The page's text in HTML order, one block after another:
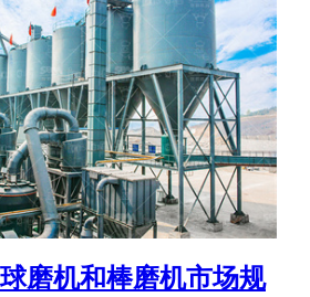
磨机和棒磨机市场规